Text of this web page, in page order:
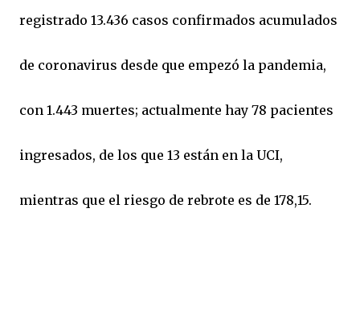
registrado 13.436 casos confirmados acumulados
de coronavirus desde que empezó la pandemia,
con 1.443 muertes; actualmente hay 78 pacientes
ingresados, de los que 13 están en la UCI,
mientras que el riesgo de rebrote es de 178,15.